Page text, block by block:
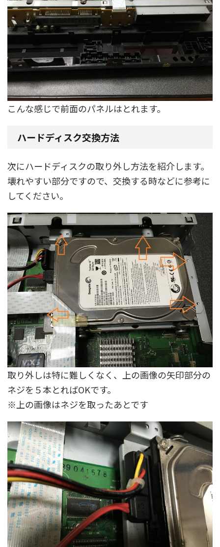
こんな感じで前面のパネルはとれます。
ハードディスク交換方法
次にハードディスクの取り外し方法を紹介します。
壊れやすい部分ですので、交換する時などに参考に
してください。
取り外しは特に難しくなく、上の画像の矢印部分の
ネジを５本とればOKです。
※上の画像はネジを取ったあとです